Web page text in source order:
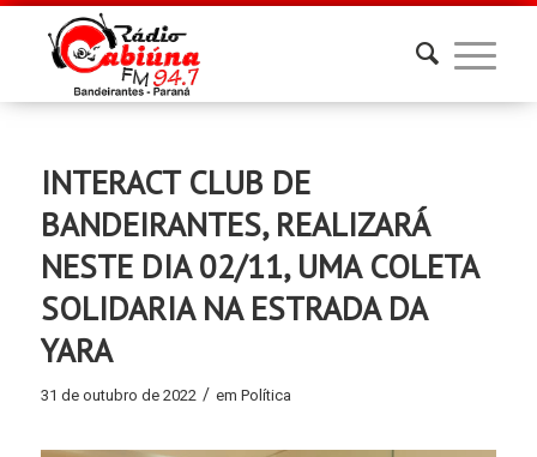
INTERACT CLUB DE
BANDEIRANTES, REALIZARÁ
NESTE DIA 02/11, UMA COLETA
SOLIDARIA NA ESTRADA DA
YARA
31 de outubro de 2022 / em Política